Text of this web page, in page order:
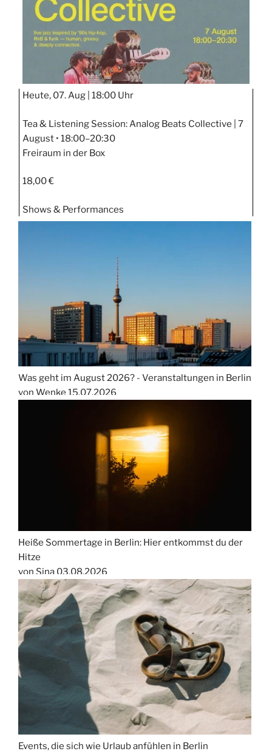
Heute, 07. Aug | 18:00 Uhr
Tea & Listening Session: Analog Beats Collective | 7
August • 18:00–20:30
Freiraum in der Box
18,00 €
Shows & Performances
Was geht im August 2026? - Veranstaltungen in Berlin
von Wenke 15.07.2026
Heiße Sommertage in Berlin: Hier entkommst du der
Hitze
von Sina 03.08.2026
Events, die sich wie Urlaub anfühlen in Berlin